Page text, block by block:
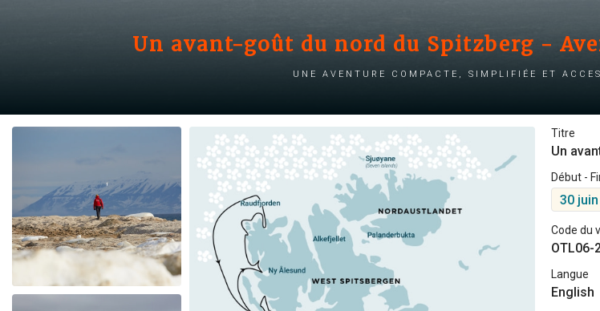
Un avant-goût du nord du Spitzberg -
Une aventure compacte, simplifiée et
Titre
Un
Début -
30
Code du
OTL06-
Langue
English